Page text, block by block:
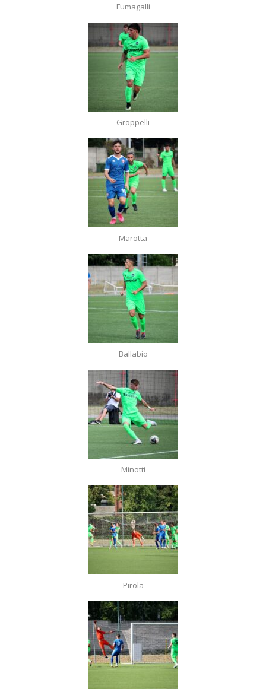
Fumagalli
Groppelli
Marotta
Ballabio
Minotti
Pirola